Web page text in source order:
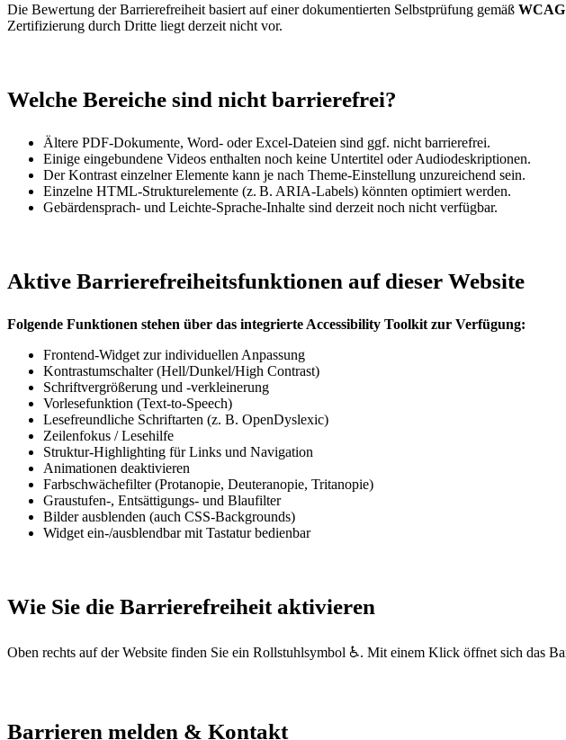
Die Bewertung der Barrierefreiheit basiert auf einer dokumentierten Selbstprüfung gemäß WCAG
Zertifizierung durch Dritte liegt derzeit nicht vor.
Welche Bereiche sind nicht barrierefrei?
Ältere PDF-Dokumente, Word- oder Excel-Dateien sind ggf. nicht barrierefrei.
Einige eingebundene Videos enthalten noch keine Untertitel oder Audiodeskriptionen.
Der Kontrast einzelner Elemente kann je nach Theme-Einstellung unzureichend sein.
Einzelne HTML-Strukturelemente (z. B. ARIA-Labels) könnten optimiert werden.
Gebärdensprach- und Leichte-Sprache-Inhalte sind derzeit noch nicht verfügbar.
Aktive Barrierefreiheitsfunktionen auf dieser Website
Folgende Funktionen stehen über das integrierte Accessibility Toolkit zur Verfügung:
Frontend-Widget zur individuellen Anpassung
Kontrastumschalter (Hell/Dunkel/High Contrast)
Schriftvergrößerung und -verkleinerung
Vorlesefunktion (Text-to-Speech)
Lesefreundliche Schriftarten (z. B. OpenDyslexic)
Zeilenfokus / Lesehilfe
Struktur-Highlighting für Links und Navigation
Animationen deaktivieren
Farbschwächefilter (Protanopie, Deuteranopie, Tritanopie)
Graustufen-, Entsättigungs- und Blaufilter
Bilder ausblenden (auch CSS-Backgrounds)
Widget ein-/ausblendbar mit Tastatur bedienbar
Wie Sie die Barrierefreiheit aktivieren
Oben rechts auf der Website finden Sie ein Rollstuhlsymbol ♿. Mit einem Klick öffnet sich das
Barrieren melden & Kontakt